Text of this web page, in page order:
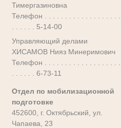
Тимергазиновна
Телефон . . . . . . . . . . . . . . . . . . .
. . . . . . 5-14-00
Управляющий делами
ХИСАМОВ Нияз Минеримович
Телефон . . . . . . . . . . . . . . . . . . .
. . . . . . 6-73-11
Отдел по мобилизационной
подготовке
452600, г. Октябрьский, ул.
Чапаева, 23